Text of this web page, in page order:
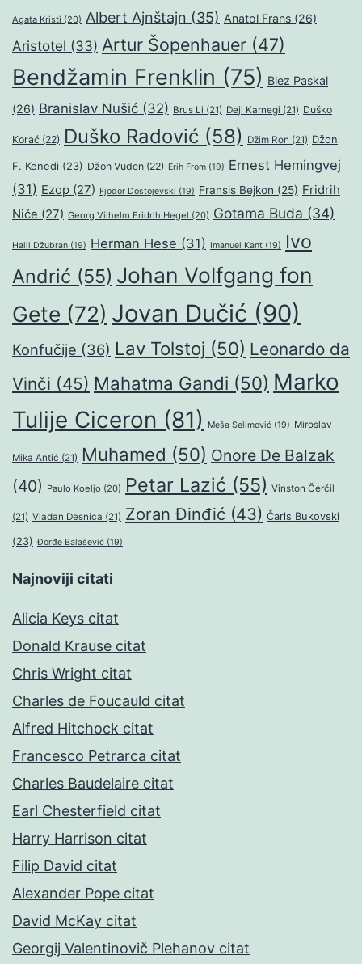
Agata Kristi (20) Albert Ajnštajn (35) Anatol Frans (26)
Aristotel (33) Artur Šopenhauer (47)
Bendžamin Frenklin (75) Blez Paskal
(26) Branislav Nušić (32) Brus Li (21) Dejl Karnegi (21) Duško
Korać (22) Duško Radović (58) Džim Ron (21) Džon
F. Kenedi (23) Džon Vuden (22) Erih From (19) Ernest Hemingvej
(31) Ezop (27) Fjodor Dostojevski (19) Fransis Bejkon (25) Fridrih
Niče (27) Georg Vilhelm Fridrih Hegel (20) Gotama Buda (34)
Halil Džubran (19) Herman Hese (31) Imanuel Kant (19)
Ivo
Andrić (55) Johan Volfgang fon
Gete (72) Jovan Dučić (90)
Konfučije (36) Lav Tolstoj (50) Leonardo da
Vinči (45) Mahatma Gandi (50) Marko
Tulije Ciceron (81) Meša Selimović (19) Miroslav
Mika Antić (21) Muhamed (50) Onore De Balzak
(40) Paulo Koeljo (20) Petar Lazić (55) Vinston Čerčil
(21) Vladan Desnica (21) Zoran Đinđić (43) Čarls Bukovski
(23) Đorđe Balašević (19)
Najnoviji citati
Alicia Keys citat
Donald Krause citat
Chris Wright citat
Charles de Foucauld citat
Alfred Hitchock citat
Francesco Petrarca citat
Charles Baudelaire citat
Earl Chesterfield citat
Harry Harrison citat
Filip David citat
Alexander Pope citat
David McKay citat
Georgij Valentinovič Plehanov citat